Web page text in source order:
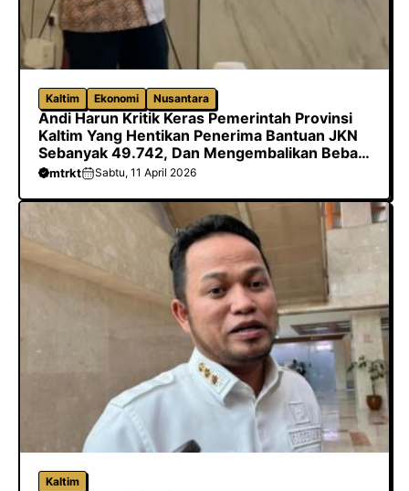
Kaltim Ekonomi Nusantara
Andi Harun Kritik Keras Pemerintah Provinsi
Kaltim Yang Hentikan Penerima Bantuan JKN
Sebanyak 49.742, Dan Mengembalikan Beban
Biaya Ke Kabupaten/Kota
mtrkt Sabtu, 11 April 2026
Kaltim